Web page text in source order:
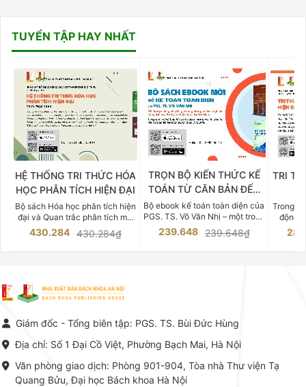
TUYỂN TẬP HAY NHẤT
HỆ THỐNG TRI THỨC HÓA
HỌC PHÂN TÍCH HIỆN ĐẠI
Bộ sách Hóa học phân tích hiện
đại và Quan trắc phân tích môi
trường của Cố Giáo sư, Tiến sĩ
Phạm Luận là một trong những
vực Hóa học phân tích tại Việt
Nam hiện nay. Bộ sách mang
đến một hệ thống tri thức hoàn
thuật thực hành -> Ứng dụng
chuyên ngành, được NXB Bách
khoa Hà Nội ấn hành cả hai
phiên bản sách giấy và điện tử.
430.284 430.284₫
TRỌN BỘ KIẾN THỨC KẾ
TOÁN TỪ CĂN BẢN ĐẾN
CHUYÊN SÂU
Bộ ebook kế toán toàn diện của
PGS. TS. Võ Văn Nhị – một trong
những chuyên gia hàng đầu,
giàu kinh nghiệm trong lĩnh vực
239.648 239.648₫
TRI
Trong
động
việc
tế và
tín trong
lý. Các
Giám đốc - Tổng biên tập: PGS. TS. Bùi Đức Hùng
Địa chỉ: Số 1 Đại Cồ Việt, Phường Bạch Mai, Hà Nội
Văn phòng giao dịch: Phòng 901-904, Tòa nhà Thư viện Tạ
Quang Bửu, Đại học Bách khoa Hà Nội